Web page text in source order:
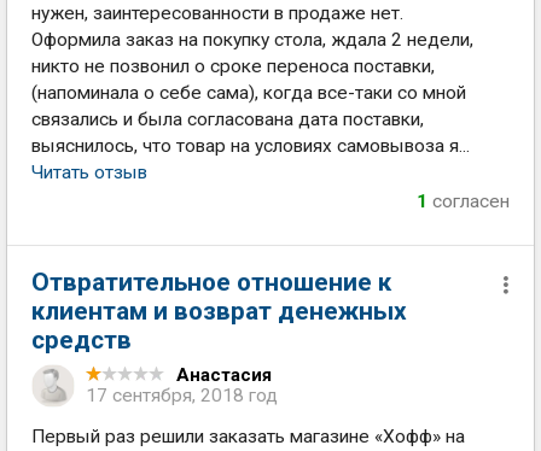
нужен, заинтересованности в продаже нет.
Оформила заказ на покупку стола, ждала 2 недели,
никто не позвонил о сроке переноса поставки,
(напоминала о себе сама), когда все-таки со мной
связались и была согласована дата поставки,
выяснилось, что товар на условиях самовывоза я...
Читать отзыв
1 согласен
Отвратительное отношение к
клиентам и возврат денежных
средств
Анастасия
17 сентября, 2018 год
Первый раз решили заказать магазине «Хофф» на